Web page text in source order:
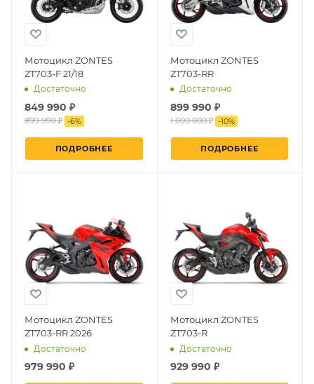
Мотоцикл ZONTES
ZT703-F 21/18
Достаточно
849 990 ₽
899 990 ₽ -6%
ПОДРОБНЕЕ
Мотоцикл ZONTES
ZT703-RR
Достаточно
899 990 ₽
1 000 000 ₽ -10%
ПОДРОБНЕЕ
Мотоцикл ZONTES
ZT703-RR 2026
Достаточно
979 990 ₽
Мотоцикл ZONTES
ZT703-R
Достаточно
929 990 ₽